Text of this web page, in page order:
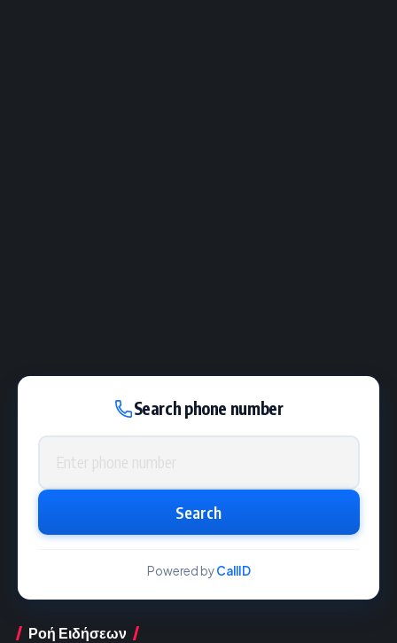
Search phone number
Phone number
Search
Powered byCallID
Ροή Ειδήσεων